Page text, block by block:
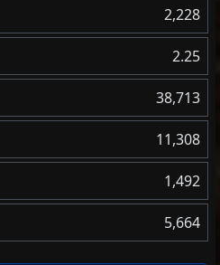
2,228
2.25
38,713
11,308
1,492
5,664